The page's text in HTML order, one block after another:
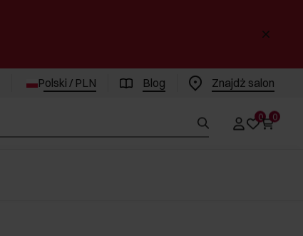
Polski / PLN Blog Znajdż salon
0 0